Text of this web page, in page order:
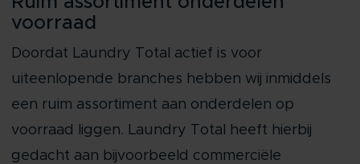
voorraad
Doordat Laundry Total actief is voor
uiteenlopende branches hebben wij inmiddels
een ruim assortiment aan onderdelen op
voorraad liggen. Laundry Total heeft hierbij
gedacht aan bijvoorbeeld commerciële